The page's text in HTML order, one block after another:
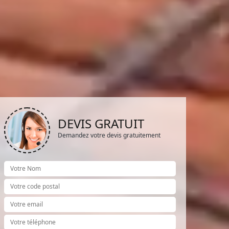
DEVIS GRATUIT
Demandez votre devis gratuitement